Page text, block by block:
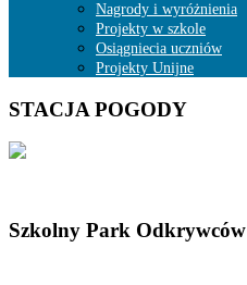
Nagrody i wyróżnienia
Projekty w szkole
Osiągniecia uczniów
Projekty Unijne
STACJA POGODY
Szkolny Park Odkrywców